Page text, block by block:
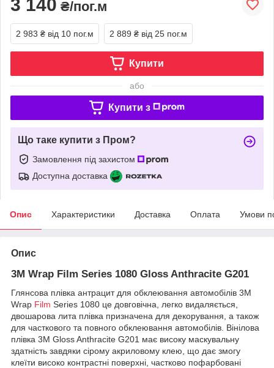
3 140 ₴/пог.м
2 983 ₴ від 10 пог.м 2 889 ₴ від 25 пог.м
Купити
або
Купити з
Що таке купити з Пром?
Замовлення під захистом
Доступна доставка
Опис Характеристики Доставка Оплата Умови
Опис
3M Wrap Film Series 1080 Gloss Anthracite G201
Глянсова плівка антрацит для обклеювання автомобілів 3M
Wrap Film Series 1080 це довговічна, легко видаляється,
двошарова лита плівка призначена для декорування, а також
для часткового та повного обклеювання автомобілів. Вінілова
плівка 3М Gloss Anthracite G201 має високу маскувальну
здатність завдяки сірому акриловому клею, що дає змогу
клеїти високо контрастні поверхні, частково пофарбовані